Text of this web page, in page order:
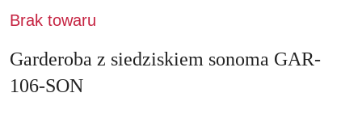
Brak towaru
Garderoba z siedziskiem sonoma GAR-
106-SON